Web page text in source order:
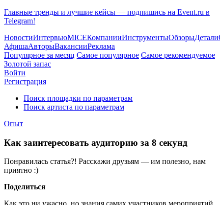
Главные тренды и лучшие кейсы — подпишись на Event.ru в
Telegram!
НовостиИнтервьюMICEКомпанииИнструментыОбзорыДетали
АфишаАвторыВакансииРеклама
Популярное за месяц Самое популярное Самое рекомендуемое
Золотой запас
Войти
Регистрация
Поиск площадки по параметрам
Поиск артиста по параметрам
Опыт
Как заинтересовать аудиторию за 8 секунд
Понравилась статья?! Расскажи друзьям — им полезно, нам
приятно :)
Поделиться